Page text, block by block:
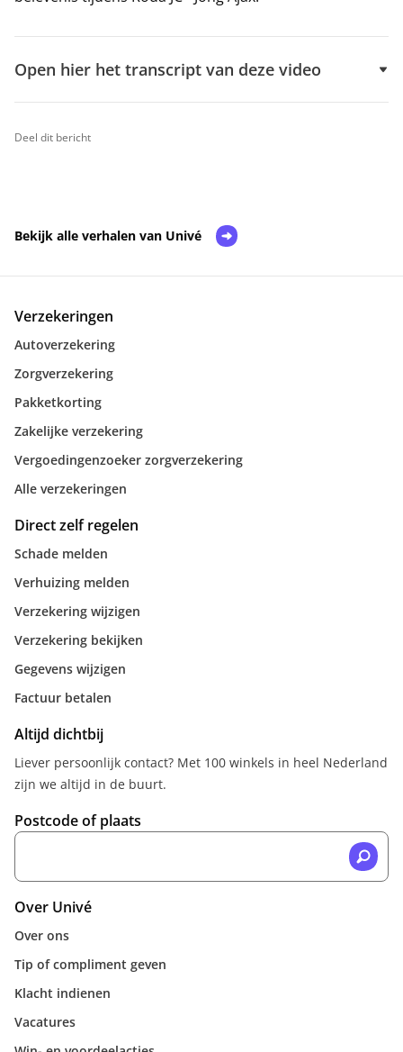
Open hier het trans‌c‌r‌i‌p‌t van deze video
Deel dit bericht
Bekijk alle verhalen van Univé
Verzekeringen
Autoverzekering
Zorgverzekering
Pakketkorting
Zakelijke verzekering
Vergoedingenzoeker zorgverzekering
Alle verzekeringen
Direct zelf regelen
Schade melden
Verhuizing melden
Verzekering wijzigen
Verzekering bekijken
Gegevens wijzigen
Factuur betalen
Altijd dichtbij
Liever persoonlijk contact? Met 100 winkels in heel Nederland
zijn we altijd in de buurt.
Postcode of plaats
Over Univé
Over ons
Tip of compliment geven
Klacht indienen
Vacatures